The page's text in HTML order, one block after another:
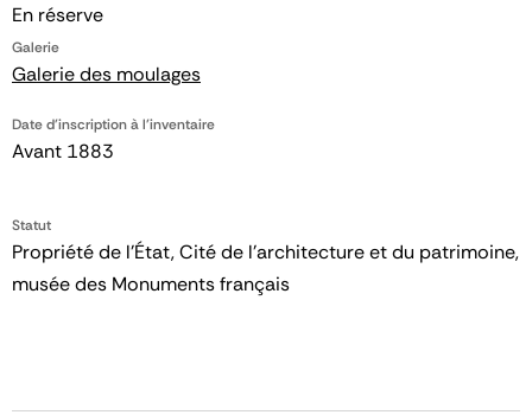
En réserve
Galerie
Galerie des moulages
Date d'inscription à l'inventaire
Avant 1883
Statut
Propriété de l’État, Cité de l’architecture et du patrimoine,
musée des Monuments français